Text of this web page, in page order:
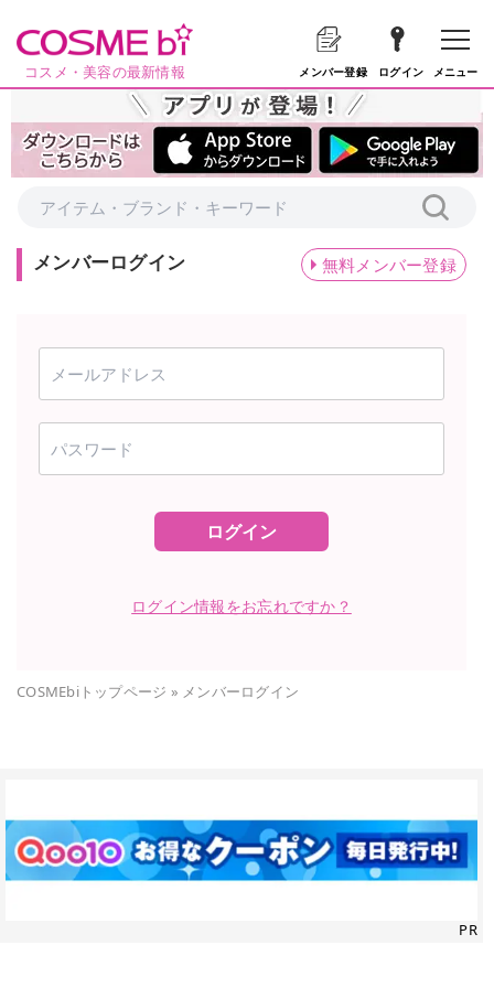
コスメ・美容の最新情報 メンバー登録 ログイン メニュー
メンバーログイン 無料メンバー登録
ログイン
ログイン情報をお忘れですか？
COSMEbiトップページ » メンバーログイン
PR